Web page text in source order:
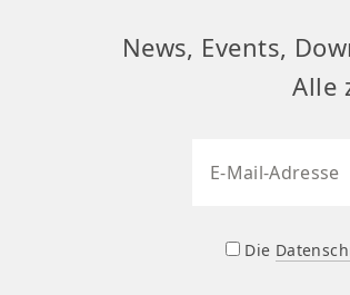
News, Events,
Alle
Die